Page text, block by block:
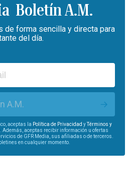
Boletín A.M.
de forma sencilla y directa para
del día.
A.M.
aceptas la Política de Privacidad yTérminos y
Además, aceptas recibir información u ofertas
de GFR Media, sus afiliadas o de terceros.
en cualquier momento.